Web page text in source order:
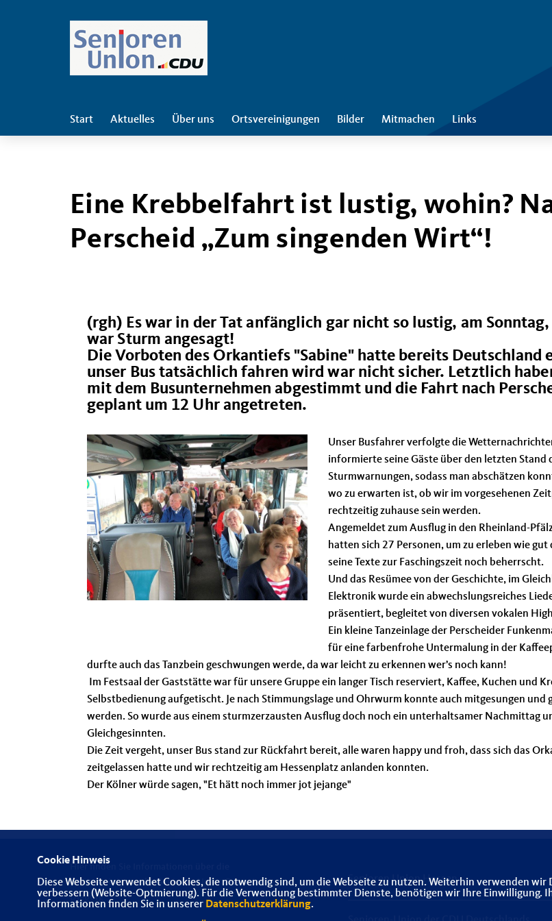
Start Aktuelles Über uns Ortsvereinigungen Bilder Mitmachen Links
Eine Krebbelfahrt ist lustig, wohin?
Perscheid „Zum singenden Wirt“!
(rgh) Es war in der Tat anfänglich gar nicht so lustig, am
war Sturm angesagt!
Die Vorboten des Orkantiefs "Sabine" hatte bereits Deutschland
unser Bus tatsächlich fahren wird war nicht sicher. Letztlich
mit dem Busunternehmen abgestimmt und die Fahrt nach
geplant um 12 Uhr angetreten.
Unser Busfahrer verfolgte die
informierte seine Gäste über den letzten Stand
Sturmwarnungen, sodass man abschätzen
wo zu erwarten ist, ob wir im vorgesehenen
rechtzeitig zuhause sein werden.
Angemeldet zum Ausflug in den Rheinland-
hatten sich 27 Personen, um zu erleben wie
seine Texte zur Faschingszeit noch beherrscht.
Und das Resümee von der Geschichte, im
Elektronik wurde ein abwechslungsreiches
präsentiert, begleitet von diversen vokalen
Ein kleine Tanzeinlage der Perscheider
für eine farbenfrohe Untermalung in der
durfte auch das Tanzbein geschwungen werde, da war leicht zu erkennen wer’s noch kann!
Im Festsaal der Gaststätte war für unsere Gruppe ein langer Tisch reserviert, Kaffee, Kuchen und
Selbstbedienung aufgetischt. Je nach Stimmungslage und Ohrwurm konnte auch mitgesungen und
werden. So wurde aus einem sturmzerzausten Ausflug doch noch ein unterhaltsamer Nachmittag
Gleichgesinnten.
Die Zeit vergeht, unser Bus stand zur Rückfahrt bereit, alle waren happy und froh, dass sich das
zeitgelassen hatte und wir rechtzeitig am Hessenplatz anlanden konnten.
Der Kölner würde sagen, "Et hätt noch immer jot jejange"
Kreisvereinigung der Senioren-Union Darmstadt-
Dieburg
Senioren Union Hessen
Cookie Hinweis
Diese Webseite verwendet Cookies, die notwendig sind, um die Webseite zu nutzen. Weiterhin verwenden
verbessern (Website-Optmierung). Für die Verwendung bestimmter Dienste, benötigen wir Ihre Einwilligung.
Informationen finden Sie in unserer Datenschutzerklärung.